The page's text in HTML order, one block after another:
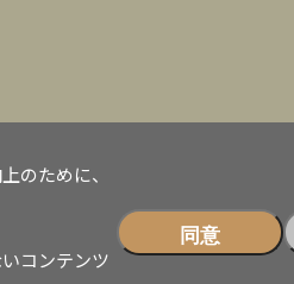
のために、
コンテンツ
同意